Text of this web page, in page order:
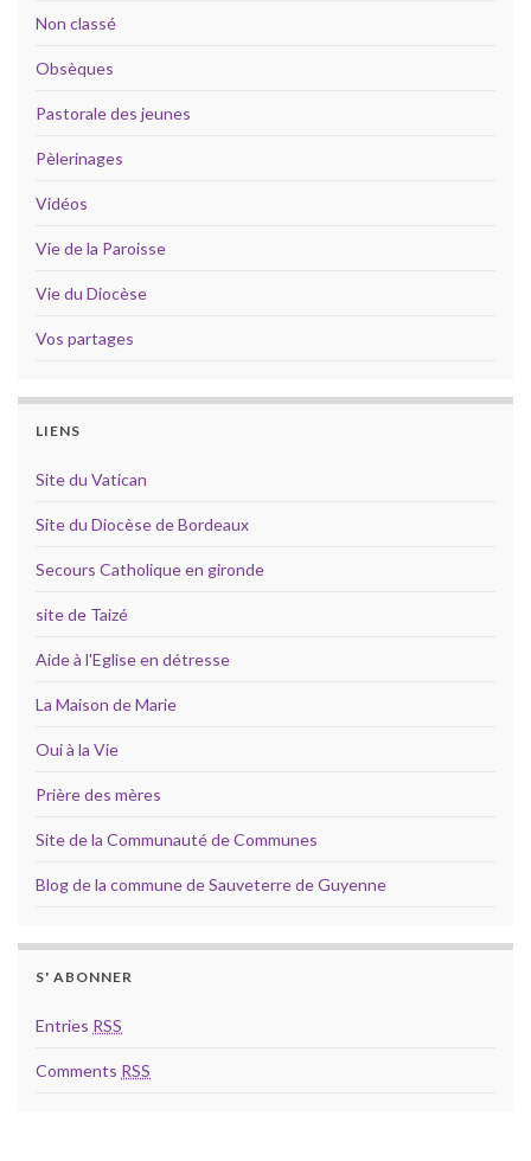
Non classé
Obsèques
Pastorale des jeunes
Pèlerinages
Vidéos
Vie de la Paroisse
Vie du Diocèse
Vos partages
LIENS
Site du Vatican
Site du Diocèse de Bordeaux
Secours Catholique en gironde
site de Taizé
Aide à l'Eglise en détresse
La Maison de Marie
Oui à la Vie
Prière des mères
Site de la Communauté de Communes
Blog de la commune de Sauveterre de Guyenne
S' ABONNER
Entries RSS
Comments RSS